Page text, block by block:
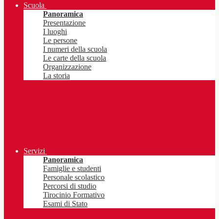
Scuola
Panoramica
Presentazione
I luoghi
Le persone
I numeri della scuola
Le carte della scuola
Organizzazione
La storia
Servizi
Panoramica
Famiglie e studenti
Personale scolastico
Percorsi di studio
Tirocinio Formativo
Esami di Stato